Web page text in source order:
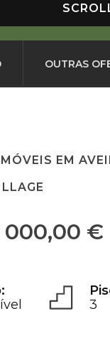
OUTRAS
EM
000,00 €
3